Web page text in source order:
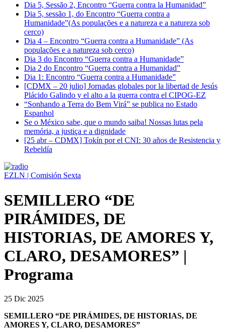
Dia 5, Sessão 2, Encontro “Guerra contra la Humanidad”
Dia 5, sessão 1, do Encontro “Guerra contra a
Humanidade”(As populações e a natureza e a natureza sob
cerco)
Dia 4 – Encontro “Guerra contra a Humanidade” (As
populações e a natureza sob cerco)
Dia 3 do Encontro “Guerra contra a Humanidade”
Dia 2 do Encontro “Guerra contra a Humanidad”
Dia 1: Encontro “Guerra contra a Humanidade”
[CDMX – 20 julio] Jornadas globales por la libertad de Jesús
Plácido Galindo y el alto a la guerra contra el CIPOG-EZ
“Sonhando a Terra do Bem Virá” se publica no Estado
Espanhol
Se o México sabe, que o mundo saiba! Nossas lutas pela
memória, a justiça e a dignidade
[25 abr – CDMX] Tokín por el CNI: 30 años de Resistencia y
Rebeldía
EZLN | Comisión Sexta
SEMILLERO “DE
PIRÁMIDES, DE
HISTORIAS, DE AMORES Y,
CLARO, DESAMORES” |
Programa
25 Dic 2025
SEMILLERO “DE PIRÁMIDES, DE HISTORIAS, DE
AMORES Y, CLARO, DESAMORES”